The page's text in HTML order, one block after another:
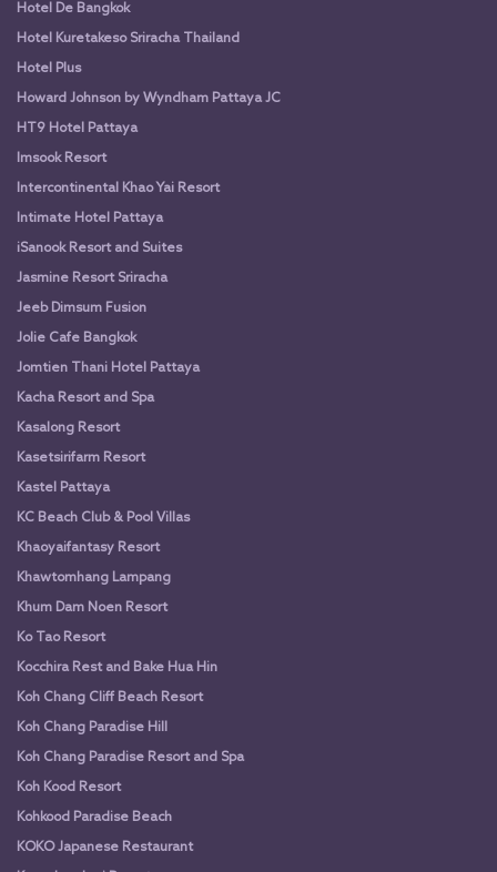
Hotel De Bangkok
Hotel Kuretakeso Sriracha Thailand
Hotel Plus
Howard Johnson by Wyndham Pattaya JC
HT9 Hotel Pattaya
Imsook Resort
Intercontinental Khao Yai Resort
Intimate Hotel Pattaya
iSanook Resort and Suites
Jasmine Resort Sriracha
Jeeb Dimsum Fusion
Jolie Cafe Bangkok
Jomtien Thani Hotel Pattaya
Kacha Resort and Spa
Kasalong Resort
Kasetsirifarm Resort
Kastel Pattaya
KC Beach Club & Pool Villas
Khaoyaifantasy Resort
Khawtomhang Lampang
Khum Dam Noen Resort
Ko Tao Resort
Kocchira Rest and Bake Hua Hin
Koh Chang Cliff Beach Resort
Koh Chang Paradise Hill
Koh Chang Paradise Resort and Spa
Koh Kood Resort
Kohkood Paradise Beach
KOKO Japanese Restaurant